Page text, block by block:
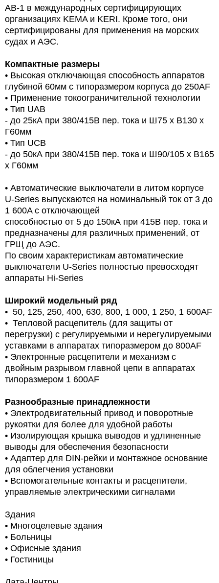
AB-1 в международных сертифицирующих
организациях KEMA и KERI. Кроме того, они
сертифицированы для применения на морских
судах и АЭС.
Компактные размеры
• Высокая отключающая способность аппаратов
глубиной 60мм с типоразмером корпуса до 250AF
• Применение токоограничительной технологии
• Тип UAB
- до 25кА при 380/415В пер. тока и Ш75 х В130 х
Г60мм
• Тип UCB
- до 50кА при 380/415В пер. тока и Ш90/105 х В165
х Г60мм
• Автоматические выключатели в литом корпусе
U-Series выпускаются на номинальный ток от 3 до
1 600A с отключающей
способностью от 5 до 150кА при 415В пер. тока и
предназначены для различных применений, от
ГРЩ до АЭС.
По своим характеристикам автоматические
выключатели U-Series полностью превосходят
аппараты Hi-Series
Широкий модельный ряд
• 50, 125, 250, 400, 630, 800, 1 000, 1 250, 1 600AF
• Тепловой расцепитель (для защиты от
перегрузки) с регулируемыми и нерегулируемыми
уставками в аппаратах типоразмером до 800AF
• Электронные расцепители и механизм с
двойным разрывом главной цепи в аппаратах
типоразмером 1 600AF
Разнообразные принадлежности
• Электродвигательный привод и поворотные
рукоятки для более для удобной работы
• Изолирующая крышка выводов и удлиненные
выводы для обеспечения безопасности
• Адаптер для DIN-рейки и монтажное основание
для облегчения установки
• Вспомогательные контакты и расцепители,
управляемые электрическими сигналами
Здания
• Многоцелевые здания
• Больницы
• Офисные здания
• Гостиницы